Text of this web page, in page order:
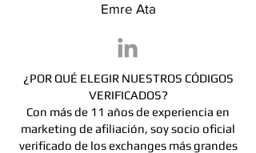
Emre Ata
¿POR QUÉ ELEGIR NUESTROS CÓDIGOS
VERIFICADOS?
Con más de 11 años de experiencia en
marketing de afiliación, soy socio oficial
verificado de los exchanges más grandes